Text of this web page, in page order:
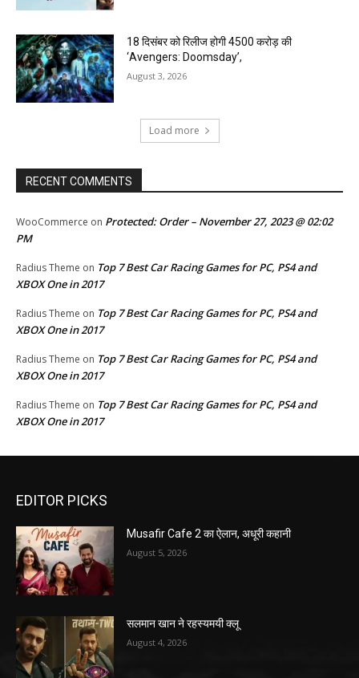
18 दिसंबर को रिलीज होगी 4500 करोड़ की
‘Avengers: Doomsday’,
August 3, 2026
Load more
RECENT COMMENTS
WooCommerce on Protected: Order – November 27, 2023 @ 02:02
PM
Radius Theme on Top 7 Best Car Racing Games for PC, PS4 and
XBOX One in 2017
Radius Theme on Top 7 Best Car Racing Games for PC, PS4 and
XBOX One in 2017
Radius Theme on Top 7 Best Car Racing Games for PC, PS4 and
XBOX One in 2017
Radius Theme on Top 7 Best Car Racing Games for PC, PS4 and
XBOX One in 2017
EDITOR PICKS
Musafir Cafe 2 का ऐलान, अधूरी कहानी
August 5, 2026
सलमान खान ने रहस्यमयी क्लू
August 4, 2026